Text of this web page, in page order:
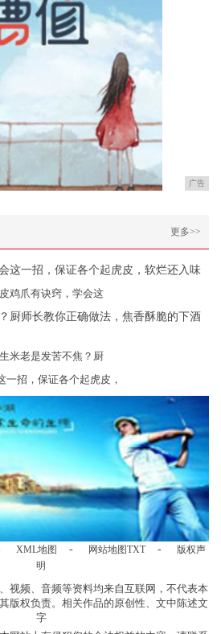
广告
更多>>
鸡爪有诀窍，学会这
米老是发苦不焦？厨
招，保证各个起虎皮，
XML地图 - 网站地图TXT -
版权声
明
视频、音频等资料均来自互联网，不代表本
版权负责。相关作品的原创性、文中陈述文
字